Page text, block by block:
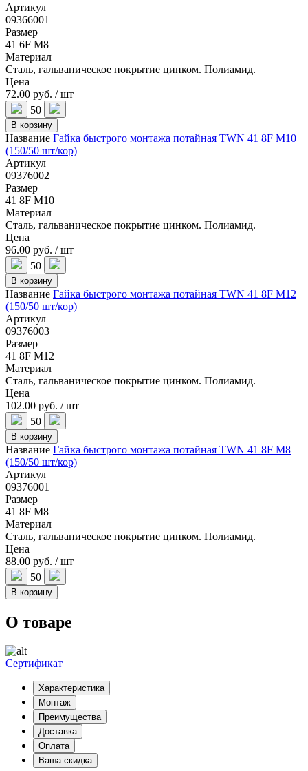
Артикул
09366001
Размер
41 6F M8
Материал
Сталь, гальваническое покрытие цинком. Полиамид.
Цена
72.00 руб. / шт
50
В корзину
Название Гайка быстрого монтажа потайная TWN 41 8F M10
(150/50 шт/кор)
Артикул
09376002
Размер
41 8F M10
Материал
Сталь, гальваническое покрытие цинком. Полиамид.
Цена
96.00 руб. / шт
50
В корзину
Название Гайка быстрого монтажа потайная TWN 41 8F M12
(150/50 шт/кор)
Артикул
09376003
Размер
41 8F M12
Материал
Сталь, гальваническое покрытие цинком. Полиамид.
Цена
102.00 руб. / шт
50
В корзину
Название Гайка быстрого монтажа потайная TWN 41 8F M8
(150/50 шт/кор)
Артикул
09376001
Размер
41 8F M8
Материал
Сталь, гальваническое покрытие цинком. Полиамид.
Цена
88.00 руб. / шт
50
В корзину
О товаре
Сертификат
Характеристика
Монтаж
Преимущества
Доставка
Оплата
Ваша скидка